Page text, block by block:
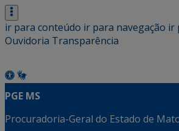
ir para conteúdo ir para navegação ir
Ouvidoria Transparência
PGE MS
Procuradoria-Geral do Estado de